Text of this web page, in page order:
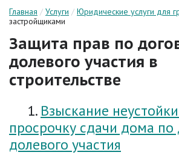
Главная / Услуги / Юридические услуги для
застройщиками
Защита прав по
долевого участия в
строительстве
1. Взыскание
просрочку сдачи дома по
долевого участия